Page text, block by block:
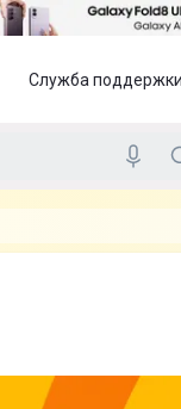
Служба поддержки